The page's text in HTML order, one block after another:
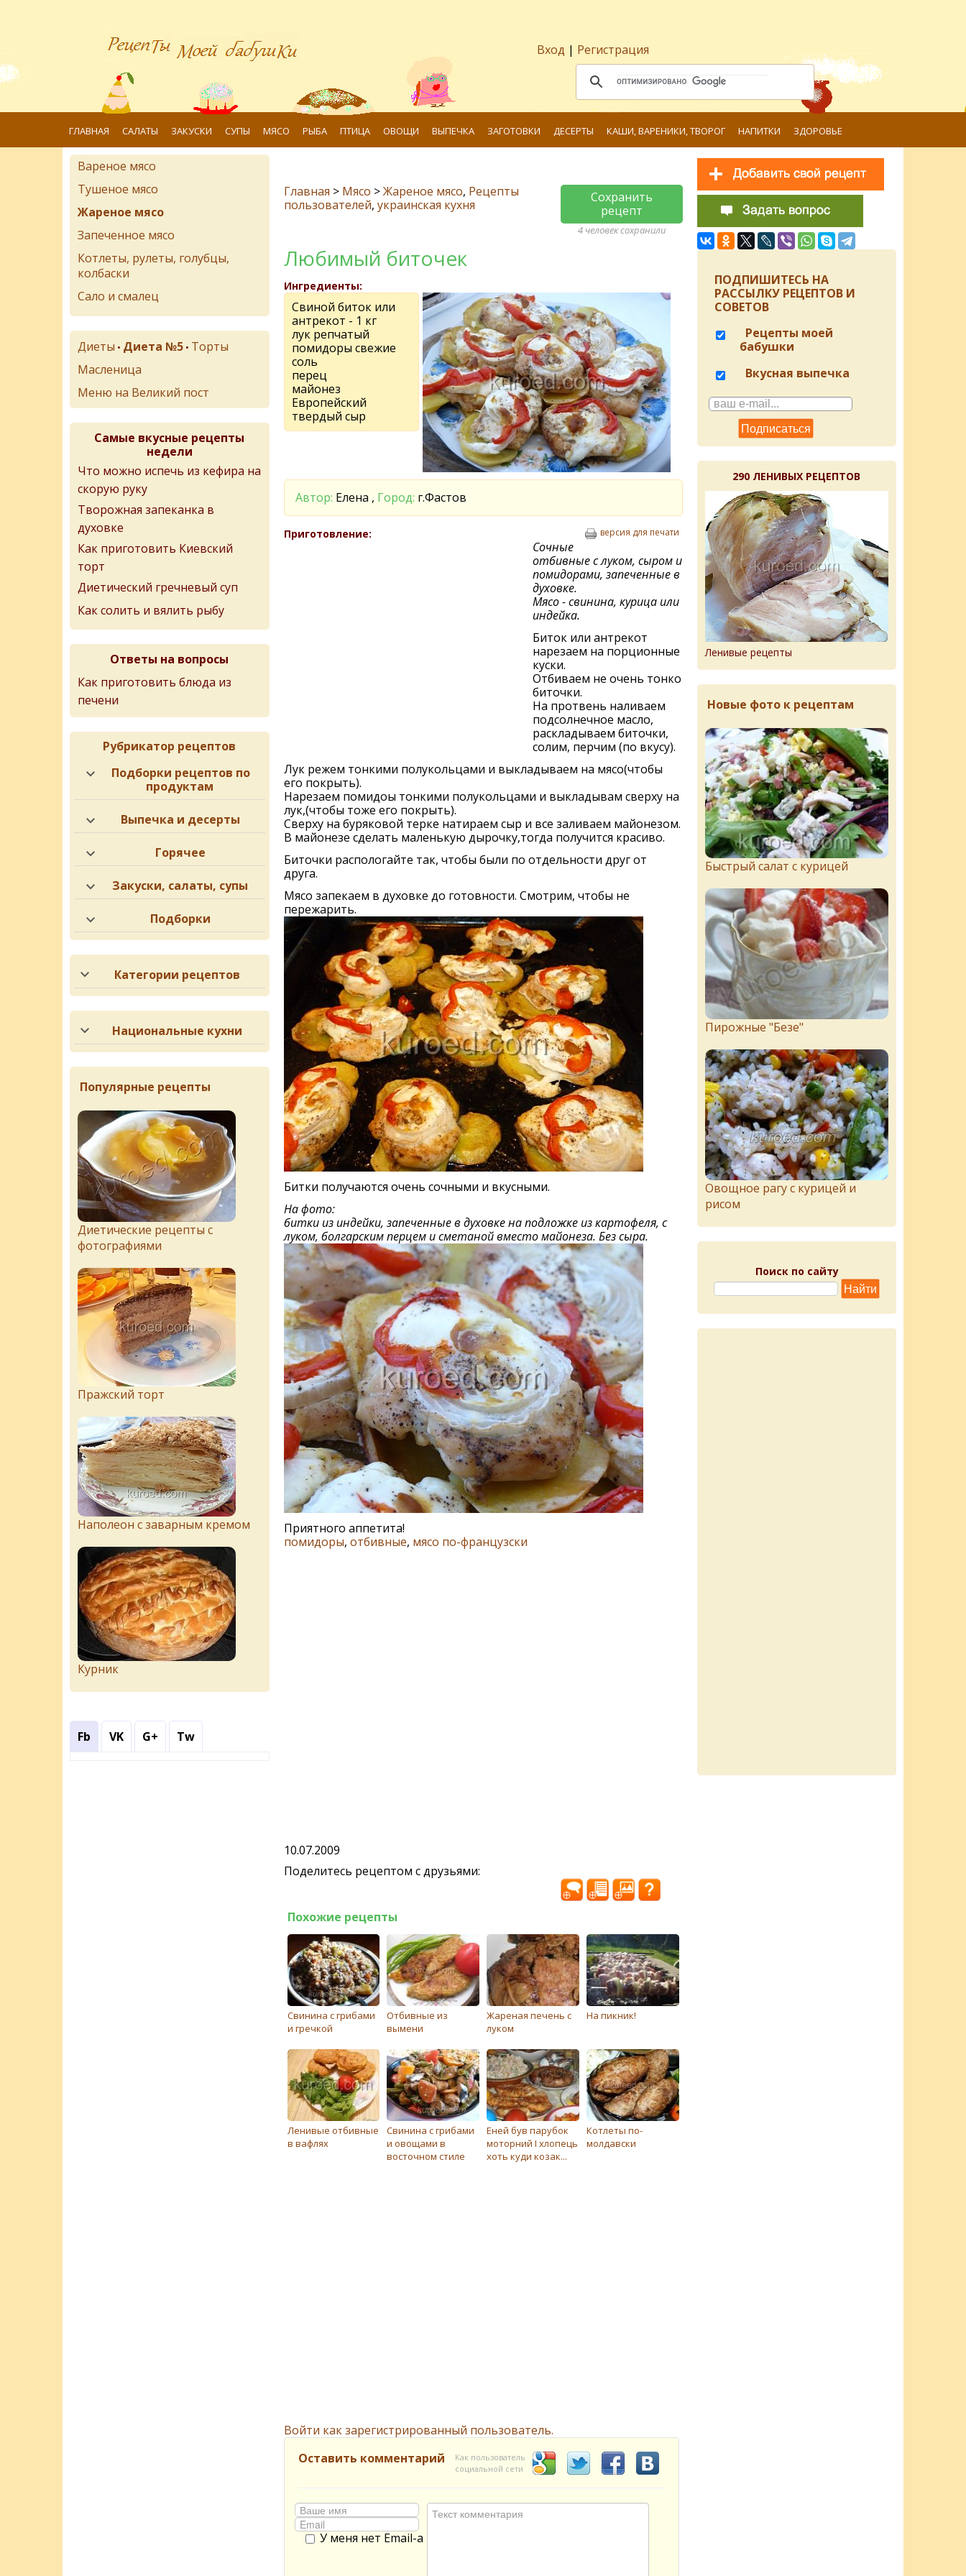
Вход | Регистрация
ГЛАВНАЯ САЛАТЫ ЗАКУСКИ СУПЫ МЯСО РЫБА ПТИЦА ОВОЩИ ВЫПЕЧКА ЗАГОТОВКИ ДЕСЕРТЫ КАШИ, ВАРЕНИКИ, ТВОРОГ НАПИТКИ ЗДОРОВЬЕ
Главная > Мясо >Жареное мясо, Рецепты
пользователей, украинская кухня
Сохранить
рецепт
4 человек сохранили
Любимый биточек
Ингредиенты:
Свиной биток или
антрекот - 1 кг
лук репчатый
помидоры свежие
соль
перец
майонез
Европейский
твердый сыр
Автор: Елена , Город: г.Фастов
Приготовление: версия для печати
Сочные
отбивные с луком, сыром и
помидорами, запеченные в
духовке.
Мясо - свинина, курица или
индейка.
Биток или антрекот
нарезаем на порционные
куски.
Отбиваем не очень тонко
биточки.
На протвень наливаем
подсолнечное масло,
раскладываем биточки,
солим, перчим (по вкусу).
Лук режем тонкими полукольцами и выкладываем на мясо(чтобы
его покрыть).
Нарезаем помидоы тонкими полукольцами и выкладывам сверху на
лук,(чтобы тоже его покрыть).
Сверху на буряковой терке натираем сыр и все заливаем майонезом.
В майонезе сделать маленькую дырочку,тогда получится красиво.
Биточки распологайте так, чтобы были по отдельности друг от
друга.
Мясо запекаем в духовке до готовности. Смотрим, чтобы не
пережарить.
Битки получаются очень сочными и вкусными.
На фото:
битки из индейки, запеченные в духовке на подложке из картофеля, с
луком, болгарским перцем и сметаной вместо майонеза. Без сыра.
Приятного аппетита!
помидоры, отбивные, мясо по-французски
10.07.2009
Поделитесь рецептом с друзьями:
Похожие рецепты
Свинина с грибами
и гречкой
Отбивные из
вымени
Жареная печень с
луком
На пикник!
Ленивые отбивные
в вафлях
Свинина с грибами
и овощами в
восточном стиле
Еней був парубок
моторний І хлопець
хоть куди козак...
Котлеты по-
молдавски
Войти как зарегистрированный пользователь.
Оставить комментарий
Как пользователь
социальной сети
У меня нет Email-а
Вареное мясо
Тушеное мясо
Жареное мясо
Запеченное мясо
Котлеты, рулеты, голубцы,
колбаски
Сало и смалец
Диеты • Диета №5 • Торты
Масленица
Меню на Великий пост
Самые вкусные рецепты
недели
Что можно испечь из кефира на
скорую руку
Творожная запеканка в
духовке
Как приготовить Киевский
торт
Диетический гречневый суп
Как солить и вялить рыбу
Ответы на вопросы
Как приготовить блюда из
печени
Рубрикатор рецептов
Подборки рецептов по
продуктам
Выпечка и десерты
Горячее
Закуски, салаты, супы
Подборки
Категории рецептов
Национальные кухни
Популярные рецепты
Диетические рецепты с
фотографиями
Пражский торт
Наполеон с заварным кремом
Курник
Fb VK G+ Tw
ПОДПИШИТЕСЬ НА
РАССЫЛКУ РЕЦЕПТОВ И
СОВЕТОВ
Рецепты моей
бабушки
Вкусная выпечка
290 ЛЕНИВЫХ РЕЦЕПТОВ
Ленивые рецепты
Новые фото к рецептам
Быстрый салат с курицей
Пирожныe "Бeзe"
Овощное рагу с курицей и
рисом
Поиск по сайту